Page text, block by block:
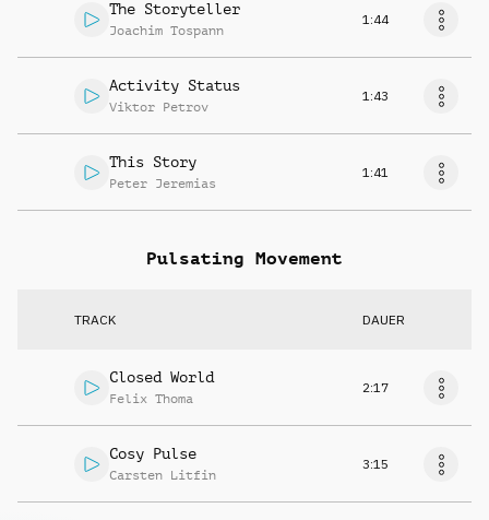
The Storyteller
Joachim Tospann
1:44
Activity Status
Viktor Petrov
1:43
This Story
Peter Jeremias
1:41
Pulsating Movement
TRACK DAUER
Closed World
Felix Thoma
2:17
Cosy Pulse
Carsten Litfin
3:15